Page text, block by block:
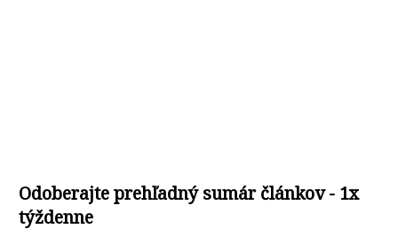
Odoberajte prehľadný sumár článkov - 1x
týždenne